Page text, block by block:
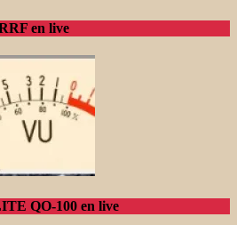
en live
QO-100 en live